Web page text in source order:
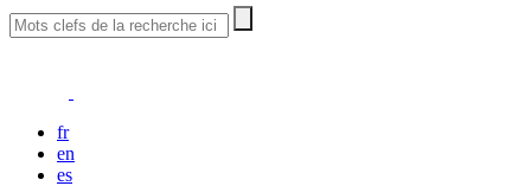
fr
en
es